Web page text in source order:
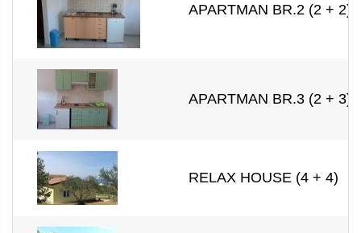
APARTMAN BR.2 (2 + 2)
APARTMAN BR.3 (2 + 3)
RELAX HOUSE (4 + 4)